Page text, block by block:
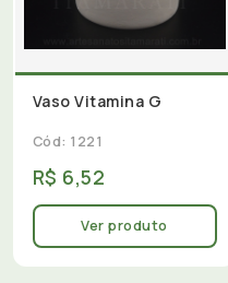
Vaso Vitamina G
Cód: 1221
R$ 6,52
Ver produto